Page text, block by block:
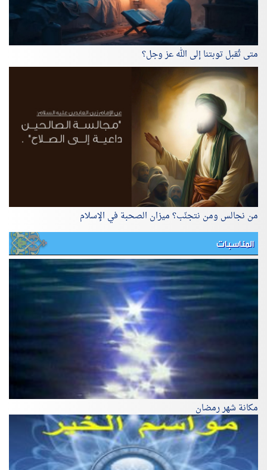
متى تُقبل توبتنا إلى الله عز وجل؟
من نجالس ومن نتجنّب؟ ميزان الصحبة في الإسلام
المناسبات
مكانة شهر رمضان